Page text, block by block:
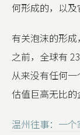
何形成的，以及
有关泡沫的形
之前，全球有
从来没有任何
估值巨高无比的
温州往事：一